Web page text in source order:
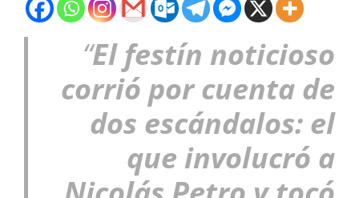
“El festín noticioso
corrió por cuenta de
dos escándalos: el
que involucró a